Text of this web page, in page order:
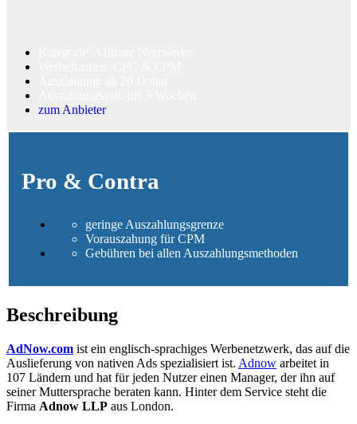
zum Anbieter
Pro & Contra
geringe Auszahlungsgrenze
Vorauszahung für CPM
Gebühren bei allen Auszahlungsmethoden
Beschreibung
AdNow.com ist ein englisch-sprachiges Werbenetzwerk, das auf die
Auslieferung von nativen Ads spezialisiert ist. Adnow arbeitet in
107 Ländern und hat für jeden Nutzer einen Manager, der ihn auf
seiner Muttersprache beraten kann. Hinter dem Service steht die
Firma Adnow LLP aus London.